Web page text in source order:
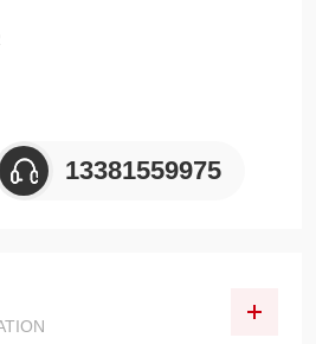
13381559975